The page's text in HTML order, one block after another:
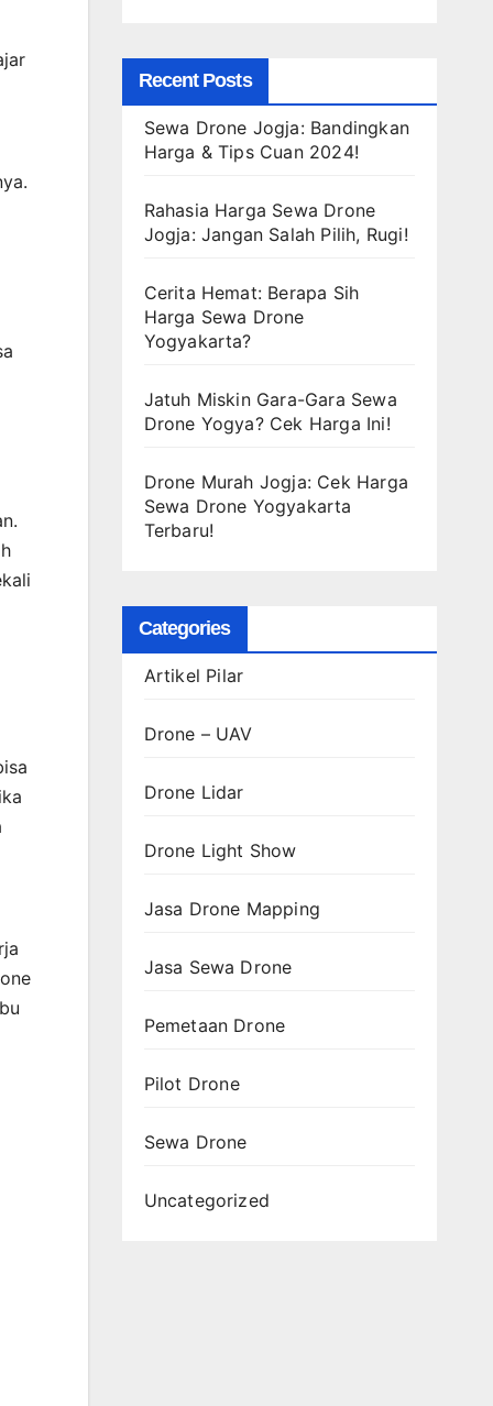
Recent Posts
Sewa Drone Jogja: Bandingkan
Harga & Tips Cuan 2024!
Rahasia Harga Sewa Drone
Jogja: Jangan Salah Pilih, Rugi!
Cerita Hemat: Berapa Sih
Harga Sewa Drone
Yogyakarta?
Jatuh Miskin Gara-Gara Sewa
Drone Yogya? Cek Harga Ini!
Drone Murah Jogja: Cek Harga
Sewa Drone Yogyakarta
Terbaru!
Categories
Artikel Pilar
Drone – UAV
Drone Lidar
Drone Light Show
Jasa Drone Mapping
Jasa Sewa Drone
Pemetaan Drone
Pilot Drone
Sewa Drone
Uncategorized